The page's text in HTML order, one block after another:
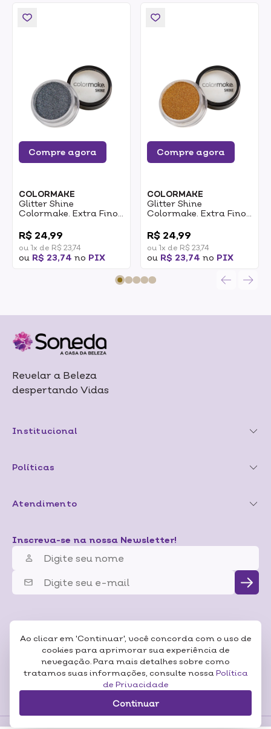
Ao clicar em 'Continuar', você concorda com o uso de
cookies para aprimorar sua experiência de
nevegação. Para mais detalhes sobre como
tratamos suas informações, consulte nossa Política
de Privacidade
Continuar
Compre agora
COLORMAKE
Glitter Shine
Colormake. Extra Fino
R$ 24,99
ou 1x de R$ 23,74
ou R$ 23,74 no PIX
Compre agora
COLORMAKE
Glitter Shine
Colormake. Extra Fino
R$ 24,99
ou 1x de R$ 23,74
ou R$ 23,74 no PIX
Revelar a Beleza
despertando Vidas
Institucional
Políticas
Atendimento
Inscreva-se na nossa Newsletter!